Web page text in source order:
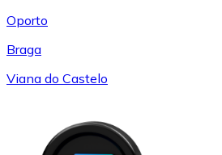
Oporto
Braga
Viana do Castelo